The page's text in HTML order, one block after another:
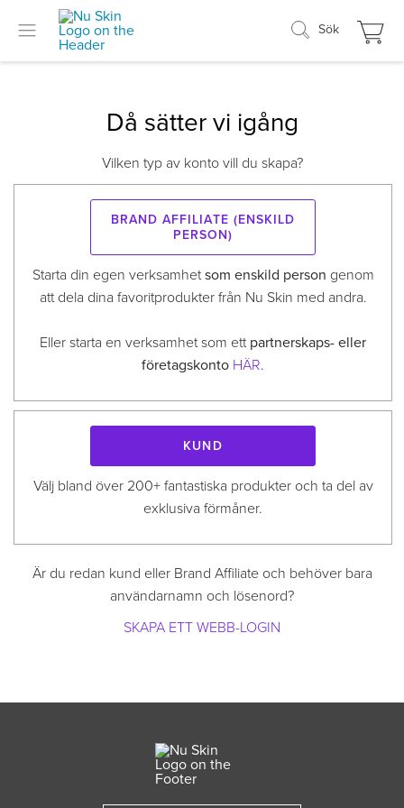
Sök
Då sätter vi igång
Vilken typ av konto vill du skapa?
Brand Affiliate (enskild
person)
Starta din egen verksamhet som enskild person genom
att dela dina favoritprodukter från Nu Skin med andra.
Eller starta en verksamhet som ett partnerskaps- eller
företagskonto HÄR.
Kund
Välj bland över 200+ fantastiska produkter och ta del av
exklusiva förmåner.
Är du redan kund eller Brand Affiliate och behöver bara
användarnamn och lösenord?
SKAPA ETT WEBB-LOGIN